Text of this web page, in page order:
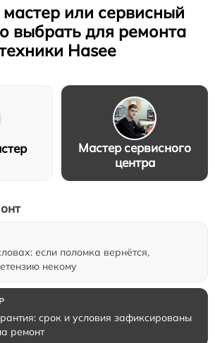
или сервисный
выбрать для ремонта
Hasee
Мастер сервисного
центра
если поломка вернётся,
некому
срок и условия зафиксированы
ремонт